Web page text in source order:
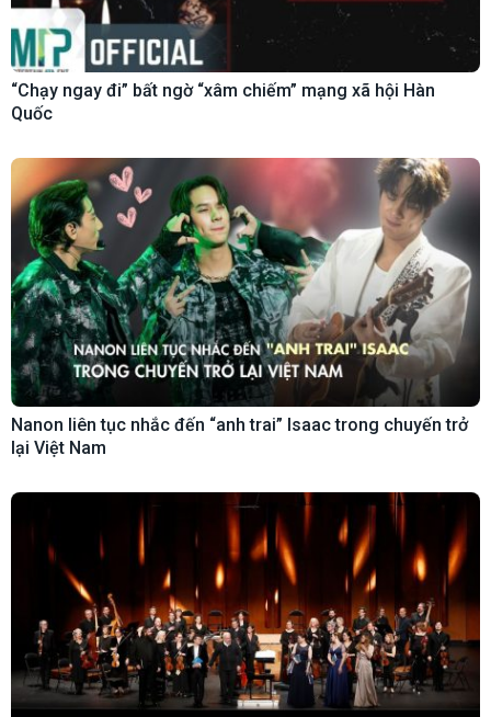
“Chạy ngay đi” bất ngờ “xâm chiếm” mạng xã hội Hàn
Quốc
Nanon liên tục nhắc đến “anh trai” Isaac trong chuyến trở
lại Việt Nam